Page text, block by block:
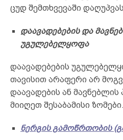
ცუდ შემთხვევაში
დაავადებებისდა
უგულებელყოფა
დაავადებების
თავისით არაფერი არ
დაავადების ან მავნებლის
მიიღეთ შესაბამისი ზომები.
ნერგის გამოწრთობის